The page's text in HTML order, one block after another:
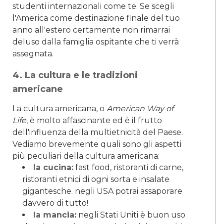
studenti internazionali come te. Se scegli
l'America come destinazione finale del tuo
anno all'estero certamente non rimarrai
deluso dalla famiglia ospitante che ti verrà
assegnata.
4. La cultura e le tradizioni
americane
La cultura americana, o American Way of
Life, è molto affascinante ed è il frutto
dell'influenza della multietnicità del Paese.
Vediamo brevemente quali sono gli aspetti
più peculiari della cultura americana:
la cucina: fast food, ristoranti di carne,
ristoranti etnici di ogni sorta e insalate
gigantesche. negli USA potrai assaporare
davvero di tutto!
la mancia: negli Stati Uniti è buon uso